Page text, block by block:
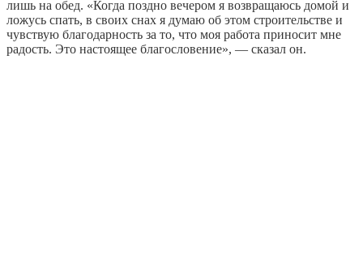
лишь на обед. «Когда поздно вечером я возвращаюсь домой и
ложусь спать, в своих снах я думаю об этом строительстве и
чувствую благодарность за то, что моя работа приносит мне
радость. Это настоящее благословение», — сказал он.